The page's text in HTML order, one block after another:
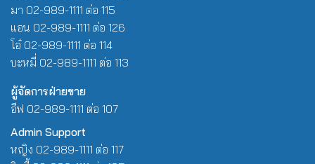
มา 02-989-1111 ต่อ 115
แอน 02-989-1111 ต่อ 126
โอ๋ 02-989-1111 ต่อ 114
บะหมี่ 02-989-1111 ต่อ 113
ผู้จัดการฝ่ายขาย
อีฟ 02-989-1111 ต่อ 107
Admin Support
หญิง 02-989-1111 ต่อ 117